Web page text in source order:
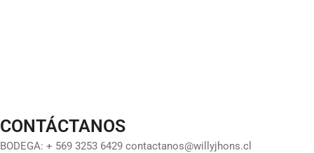
CONTÁCTANOS
BODEGA: + 569 3253 6429 contactanos@willyjhons.cl